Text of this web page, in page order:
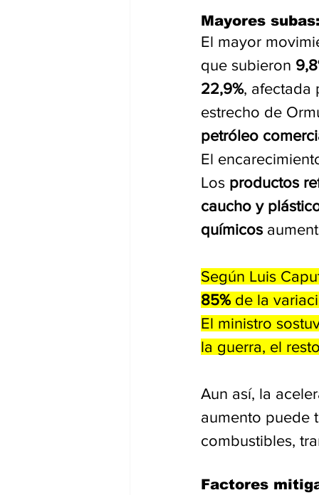
Mayores
El mayor
que subieron
22,9%, afectada
estrecho de
petróleo
El
Los productos
caucho y
químicos
Según Luis
85% de la
El ministro
la guerra, el
Aun así, la
aumento puede
combustibles,
Factores